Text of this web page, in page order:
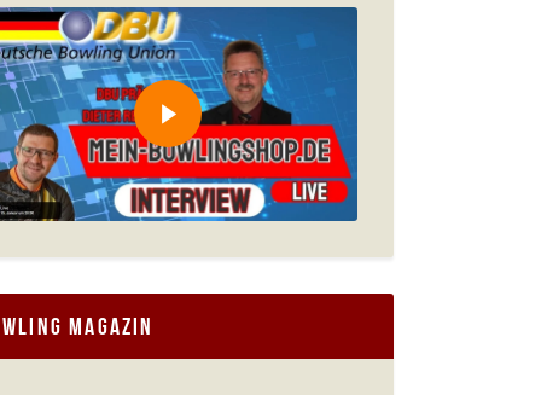
Magazin